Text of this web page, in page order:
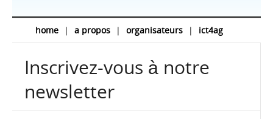
Sponsors
Salle de presse
Contact
home | a propos | organisateurs | ict4ag
Inscrivez-vous à notre
newsletter